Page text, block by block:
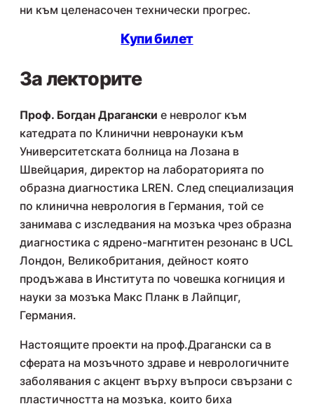
ни към целенасочен технически прогрес.
Купи билет
За лекторите
Проф. Богдан Драгански е невролог към
катедрата по Клинични невронауки към
Университетската болница на Лозана в
Швейцария, директор на лабораторията по
образна диагностика LREN. След специализация
по клинична неврология в Германия, той се
занимава с изследвания на мозъка чрез образна
диагностика с ядрено-магнтитен резонанс в UCL
Лондон, Великобритания, дейност която
продъжава в Института по човешка когниция и
науки за мозъка Макс Планк в Лайпциг,
Германия.
Настоящите проекти на проф.Драгански са в
сферата на мозъчното здраве и неврологичните
заболявания с акцент върху въпроси свързани с
пластичността на мозъка, които биха